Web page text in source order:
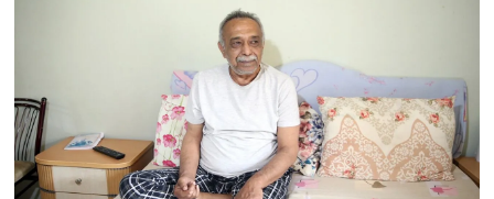
Teknoloji Haberleri
Siyaset Haberleri